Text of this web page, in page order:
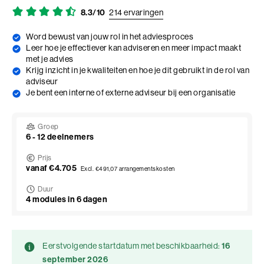
Thema's
Communicatie
Invloed en verandermanagement
Leiderschap
Leiderschap, Mens en Technologie
Ontwikkel oordeelsvermogen in complexe
vraagstukken waar mens en technologie
Young Talent
Professionals
Professionele vaardigheden
Teams
Verdiepend leiderschap
Cultuur en leiderschapsontwikkeling
Maatschappelijke impact
Personal Coaching
Executive Coaching
Loopbaancoaching
Keuzes maken: Reflact-now
Coach Practitioner
De Teamcoach
Missie en visie
Locaties
Onze mensen
Positieve impact
Werken bij
Veelgestelde vragen
Pers of samenwerkingen
8.3/10 214 ervaringen
Word bewust van jouw rol in het adviesproces
Leer hoe je effectiever kan adviseren en meer impact maakt
met je advies
Krijg inzicht in je kwaliteiten en hoe je dit gebruikt in de rol van
adviseur
Je bent een interne of externe adviseur bij een organisatie
Groep
6 - 12 deelnemers
Prijs
vanaf €4.705 Excl. €491,07 arrangementskosten
Duur
4 modules in 6 dagen
Eerstvolgende startdatum met beschikbaarheid: 16
september 2026